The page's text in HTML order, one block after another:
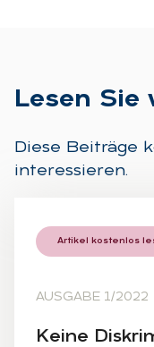
Le­sen Sie
Diese Beiträge
interessieren.
Artikel kostenlos
AUSGABE 1/2022
Kei­ne